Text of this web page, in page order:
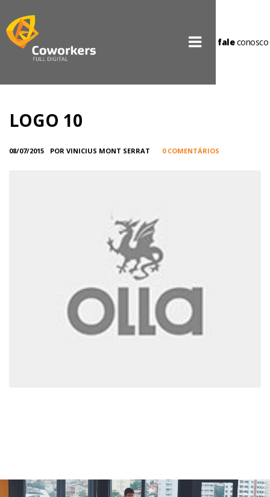
faleconosco
LOGO 10
08/07/2015 POR VINICIUS MONT SERRAT 0 COMENTÁRIOS